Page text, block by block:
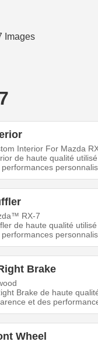
Interior For Mazda
de haute qualité
RX-7
de haute qualité
Brake
Brake de haute
et des
Wheel